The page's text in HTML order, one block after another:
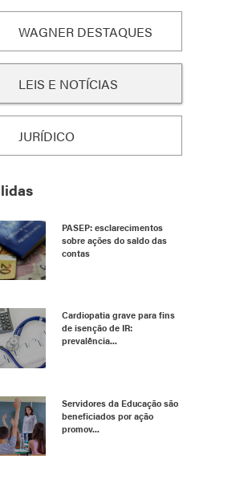
WAGNER DESTAQUES
LEIS E NOTÍCIAS
JURÍDICO
PASEP: esclarecimentos
sobre ações do saldo das
contas
Cardiopatia grave para fins
de isenção de IR:
prevalência...
Servidores da Educação são
beneficiados por ação
promov...